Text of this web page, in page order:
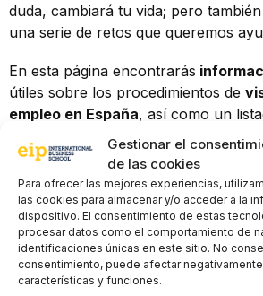
Gestionar el
de las cookies
Para ofrecer las mejores experiencias,
las cookies para almacenar y/o acceder a la
dispositivo. El consentimiento de estas
procesar datos como el comportamiento de
identificaciones únicas en este sitio. No
consentimiento, puede afectar
características y funciones.
duda, cambiará tu vida; pero
una serie de retos que queremos
En esta página encontrarás
útiles sobre los procedimientos de
empleo en España, así como un
oficiales donde puedes realizar estos